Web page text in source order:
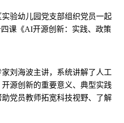
验幼儿园党支部组织党员一起
课《AI开源创新：实践、政策
海波主讲，系统讲解了人工
源创新的重要意义、典型实践
党员教师拓宽科技视野、了解